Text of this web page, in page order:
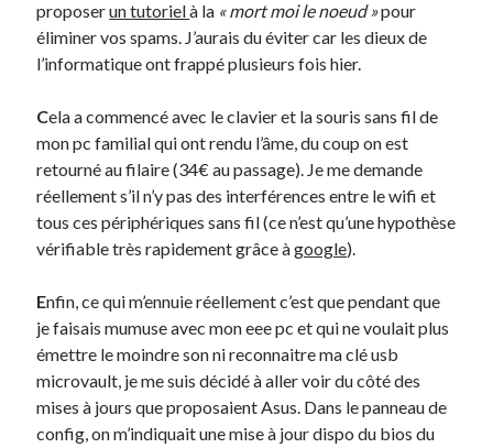
Municipales 2026 : Lyon, Métropole et Caluire, mon choix pour l’avenir
Explorez les Chemins Enchantés à Vélo : Aventures Familiales près de
Lyon !
A quand une véritable place pour le vélo à Caluire dans la Métropole de
Lyon ?
Comment je vis ma vie sur un vélo
Derniers Commentaires
Entretien ménager dans T’as vu quoi ? #52
JF
dans
C’était pas mieux avant… à Lyon
littlecelt
dans
Comment j’ai opéré ma vélorution toute personnelle
Anthony
dans Comment j’ai opéré ma vélorution toute personnelle
Renaud Ducher
Comment j’ai opéré ma vélorution toute
personnelle
proposerun tutorielà la « mort moi le noeud »pour
éliminer vos spams. J’aurais du éviter car les dieux de
l’informatique ont frappé plusieurs fois hier.
Cela a commencé avec le clavier et la souris sans fil de
mon pc familial qui ont rendu l’âme, du coup on est
retourné au filaire (34€ au passage). Je me demande
réellement s’il n’y pas des interférences entre le wifi et
tous ces périphériques sans fil (ce n’est qu’une hypothèse
vérifiable très rapidement grâce àgoogle).
Enfin, ce qui m’ennuie réellement c’est que pendant que
je faisais mumuse avec mon eee pc et qui ne voulait plus
émettre le moindre son ni reconnaitre ma clé usb
microvault, je me suis décidé à aller voir du côté des
mises à jours que proposaient Asus. Dans le panneau de
config, on m’indiquait une mise à jour dispo du bios du